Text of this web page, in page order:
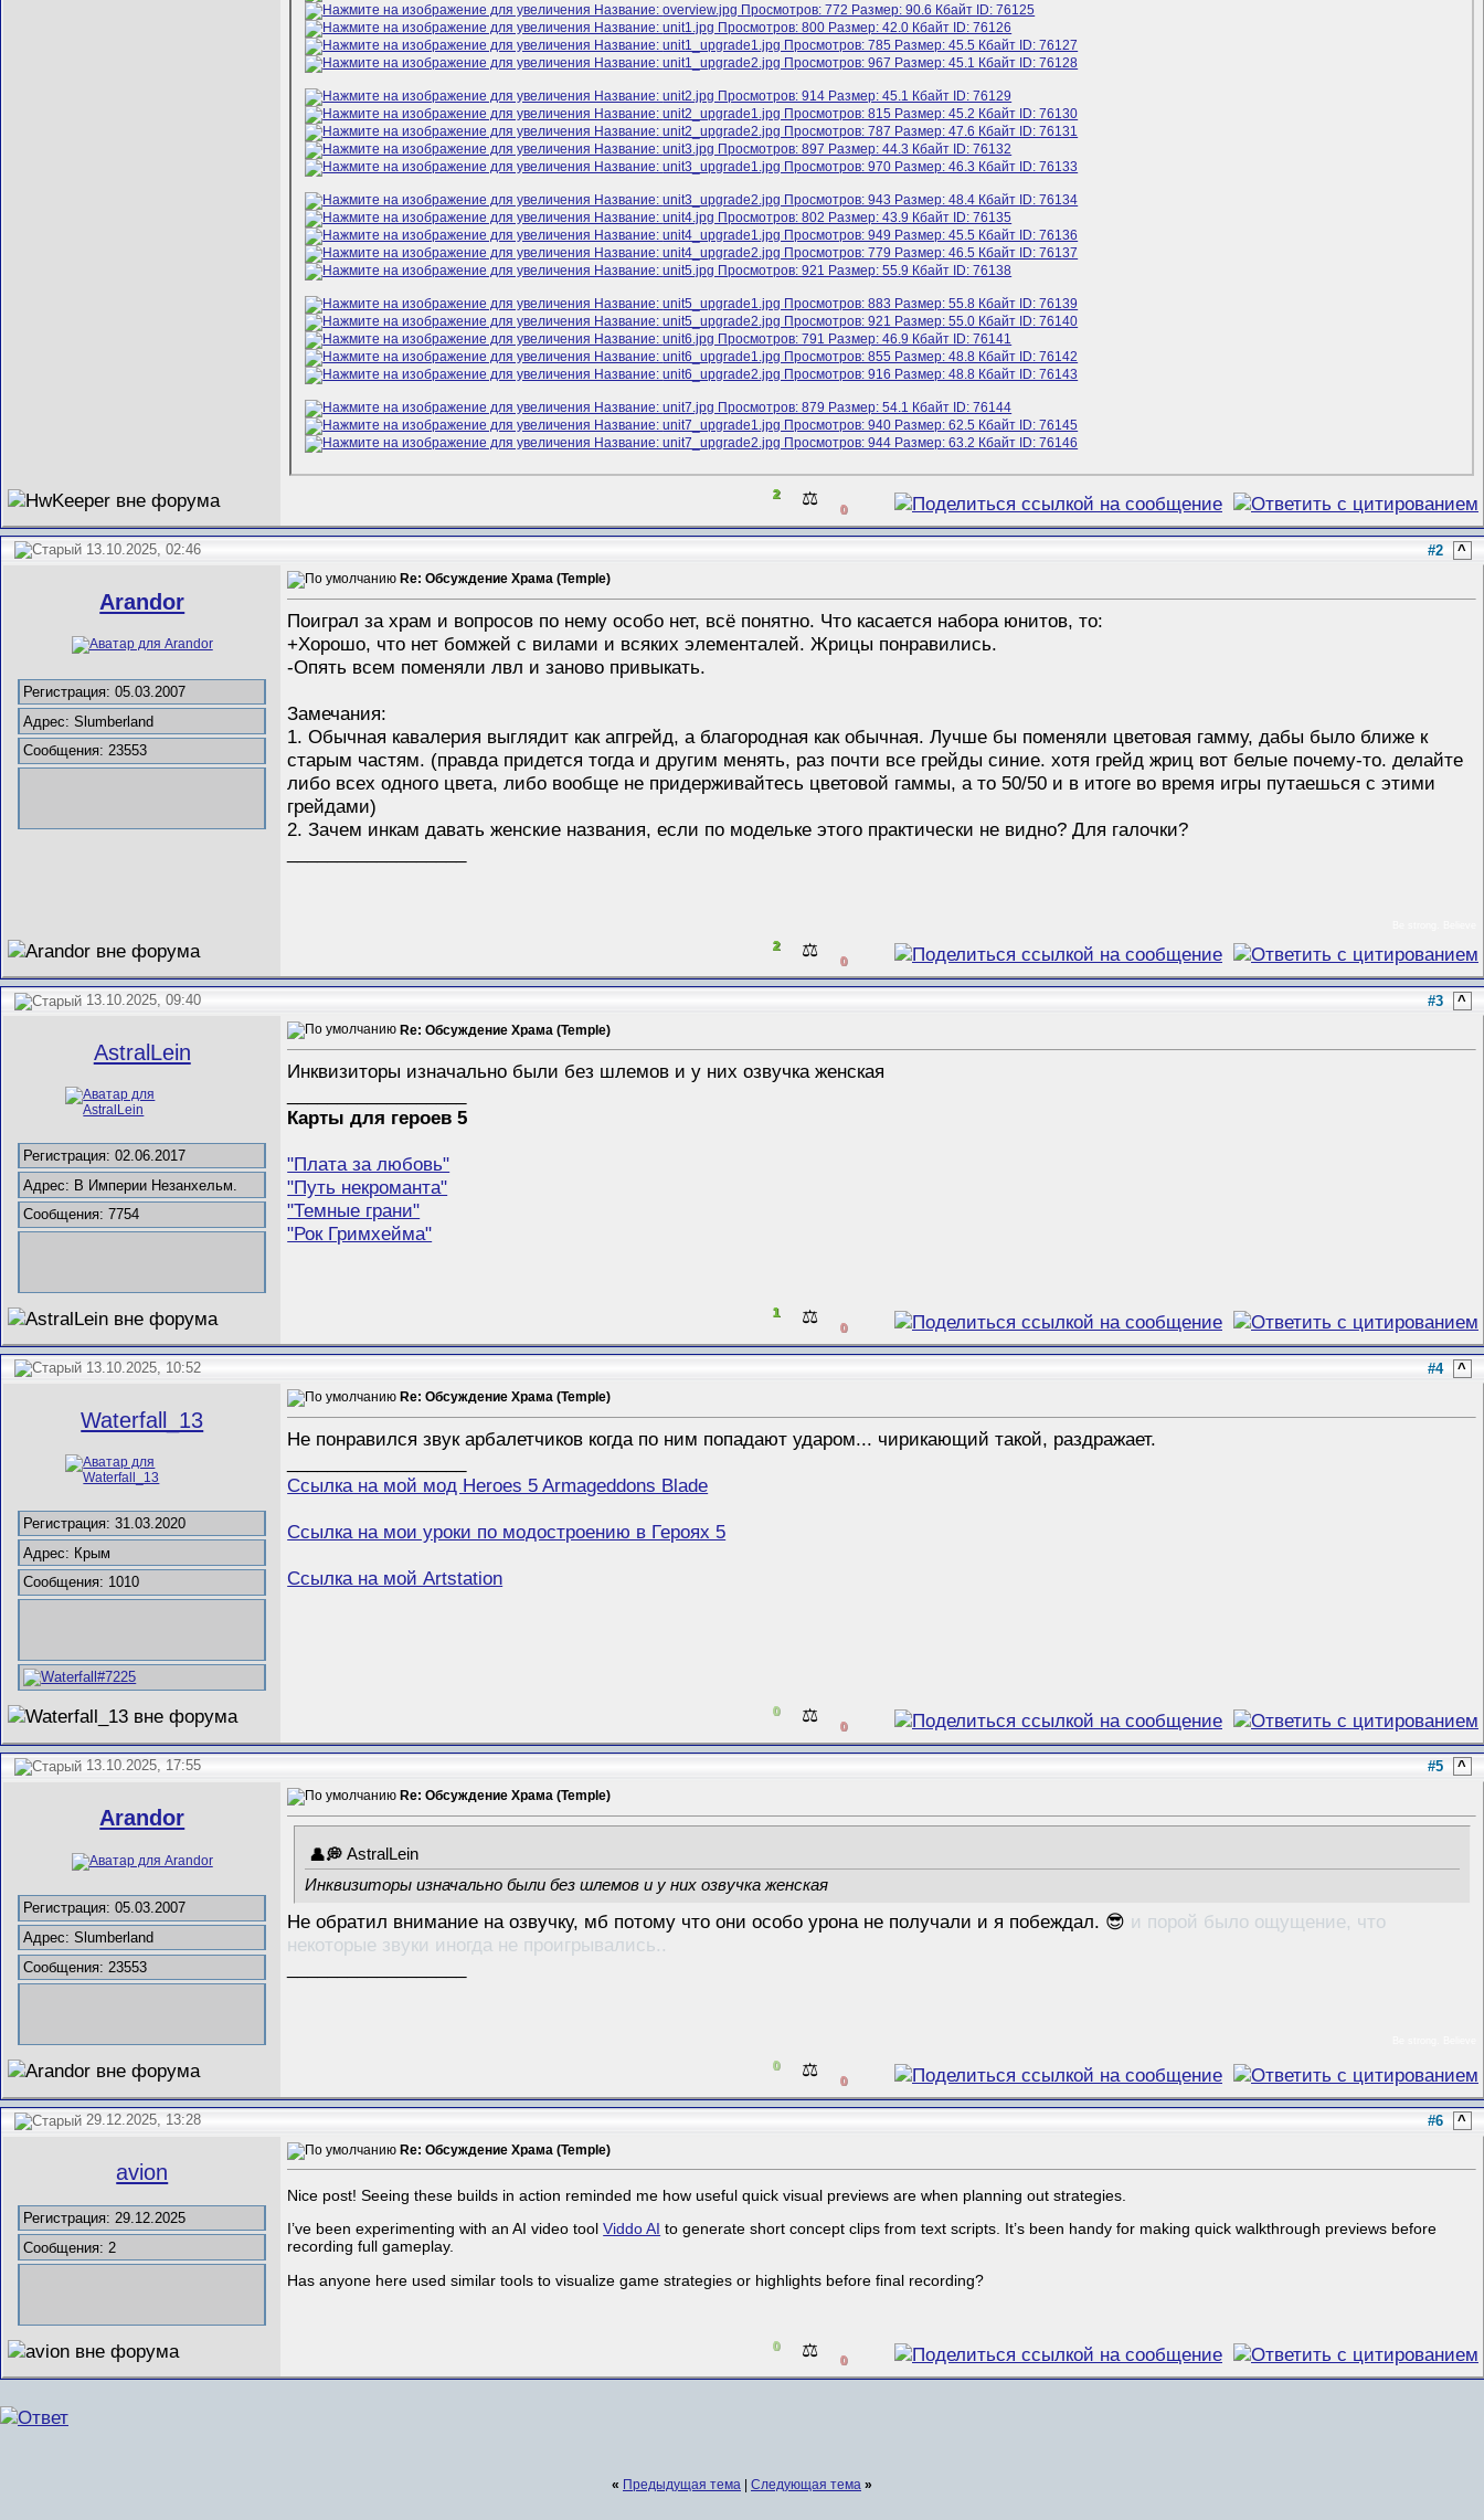
2 ⚖️ 0
13.10.2025, 02:46 #2 ^
Arandor
Регистрация: 05.03.2007
Адрес: Slumberland
Сообщения: 23553
Re: Обсуждение Храма (Temple)
Поиграл за храм и вопросов по нему особо нет, всё понятно. Что касается набора юнитов, то:
+Хорошо, что нет бомжей с вилами и всяких элементалей. Жрицы понравились.
-Опять всем поменяли лвл и заново привыкать.
Замечания:
1. Обычная кавалерия выглядит как апгрейд, а благородная как обычная. Лучше бы поменяли цветовая гамму, дабы было ближе к
старым частям. (правда придется тогда и другим менять, раз почти все грейды синие. хотя грейд жриц вот белые почему-то. делайте
либо всех одного цвета, либо вообще не придерживайтесь цветовой гаммы, а то 50/50 и в итоге во время игры путаешься с этими
грейдами)
2. Зачем инкам давать женские названия, если по модельке этого практически не видно? Для галочки?
2 ⚖️ 0
13.10.2025, 09:40 #3 ^
AstralLein
Регистрация: 02.06.2017
Адрес: В Империи Незанхельм.
Сообщения: 7754
Re: Обсуждение Храма (Temple)
Инквизиторы изначально были без шлемов и у них озвучка женская
Карты для героев 5
"Плата за любовь"
"Путь некроманта"
"Темные грани"
"Рок Гримхейма"
1 ⚖️ 0
13.10.2025, 10:52 #4 ^
Waterfall_13
Регистрация: 31.03.2020
Адрес: Крым
Сообщения: 1010
Re: Обсуждение Храма (Temple)
Не понравился звук арбалетчиков когда по ним попадают ударом... чирикающий такой, раздражает.
Ссылка на мой мод Heroes 5 Armageddons Blade
Ссылка на мои уроки по модостроению в Героях 5
Ссылка на мой Artstation
0 ⚖️ 0
13.10.2025, 17:55 #5 ^
Arandor
Регистрация: 05.03.2007
Адрес: Slumberland
Сообщения: 23553
Re: Обсуждение Храма (Temple)
AstralLein
Инквизиторы изначально были без шлемов и у них озвучка женская
Не обратил внимание на озвучку, мб потому что они особо урона не получали и я побеждал. 😎 и порой было ощущение, что
некоторые звуки иногда не проигрывались..
0 ⚖️ 0
29.12.2025, 13:28 #6 ^
avion
Регистрация: 29.12.2025
Сообщения: 2
Re: Обсуждение Храма (Temple)
Nice post! Seeing these builds in action reminded me how useful quick visual previews are when planning out strategies.
I’ve been experimenting with an AI video toolViddo AI to generate short concept clips from text scripts. It’s been handy for making quick walkthrough previews before
recording full gameplay.
Has anyone here used similar tools to visualize game strategies or highlights before final recording?
0 ⚖️ 0
« Предыдущая тема Следующая тема »